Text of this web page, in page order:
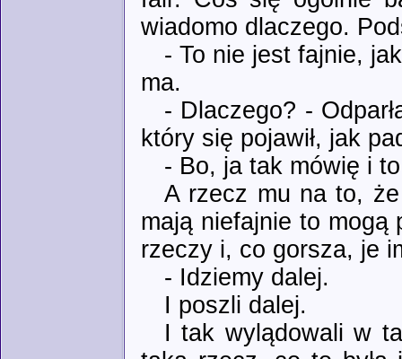
wiadomo dlaczego.
- To nie jest fajnie,
ma.
- Dlaczego? -
który się pojawił, jak
- Bo, ja tak mówię i
A rzecz mu na to,
mają niefajnie to mogą
rzeczy i, co gorsza, je
- Idziemy dalej.
I poszli dalej.
I tak wylądowali w